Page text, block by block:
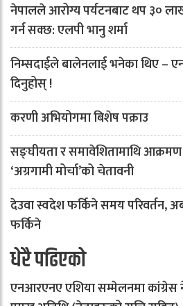
नेपालले आरोग्य पर्यटनबाट थप ३०
गर्न सक्छ: एलपी भानु शर्मा
निम्सदाईले बालेनलाई भनेका थिए –
दिनुहोस् !
करणी अभियोगमा बिशेष पक्राउ
सङ्घीयता र समावेशितामाथि आक्रमण
‘अग्रगामी मोर्चा’को चेतावनी
देउवा स्वदेश फर्किने समय परिवर्तन,
फर्किने
धेरै पढिएको
एनआरएनए एशिया सम्मेलनमा कांग्रेस